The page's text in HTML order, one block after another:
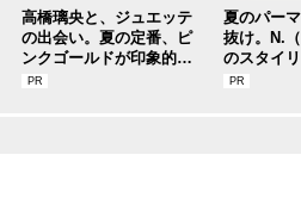
高橋璃央と、ジュエッテ
の出会い。夏の定番、ピ
ンクゴールドが印象的な“
SUMMER PINK”［meets
夏のパー
抜け。N.
のスタイ
で作る旬